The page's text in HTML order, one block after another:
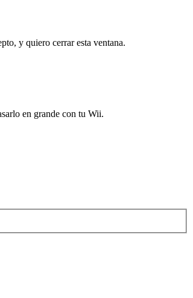
y quiero cerrar esta ventana.
en grande con tu Wii.